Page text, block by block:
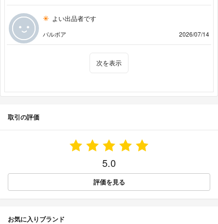
よい出品者です
バルボア 2026/07/14
次を表示
取引の評価
5.0
評価を見る
お気に入りブランド